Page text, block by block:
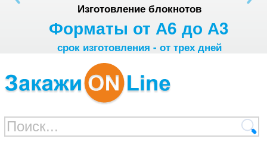
Изготовление блокнотов
Форматы от А6 до А3
срок изготовления - от трех дней